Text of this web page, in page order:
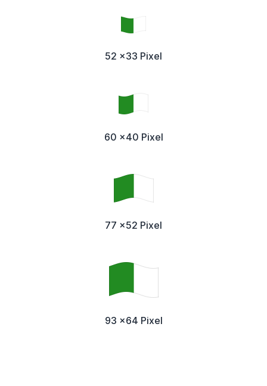
52 x33 Pixel
60 x40 Pixel
77 x52 Pixel
93 x64 Pixel